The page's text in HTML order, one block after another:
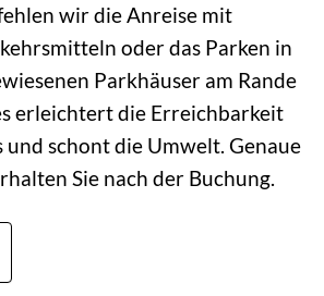
wir die Anreise mit
oder das Parken in
Parkhäuser am Rande
erleichtert die Erreichbarkeit
und schont die Umwelt. Genaue
Sie nach der Buchung.